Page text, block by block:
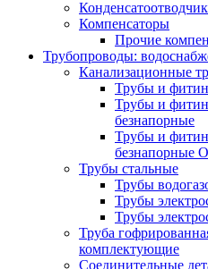
Компенсаторы
Прочие
Трубопроводы:
Канализационные
Трубы и
Трубы и
безнапорные
Трубы и
безнапорные
Трубы стальные
Трубы
Трубы
Трубы
Труба
комплектующие
Соединительные